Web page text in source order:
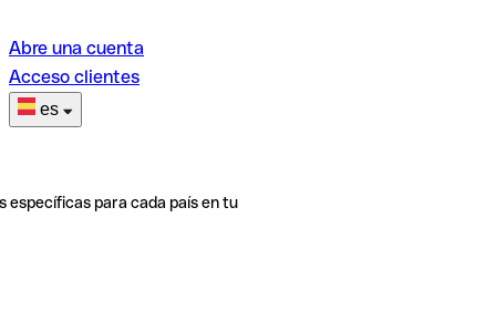
Abre una cuenta
Acceso clientes
es
específicas para cada país en tu